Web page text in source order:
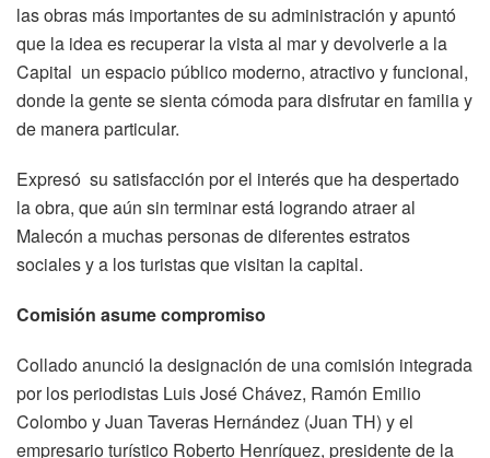
las obras más importantes de su administración y apuntó
que la idea es recuperar la vista al mar y devolverle a la
Capital un espacio público moderno, atractivo y funcional,
donde la gente se sienta cómoda para disfrutar en familia y
de manera particular.
Expresó su satisfacción por el interés que ha despertado
la obra, que aún sin terminar está logrando atraer al
Malecón a muchas personas de diferentes estratos
sociales y a los turistas que visitan la capital.
Comisión asume compromiso
Collado anunció la designación de una comisión integrada
por los periodistas Luis José Chávez, Ramón Emilio
Colombo y Juan Taveras Hernández (Juan TH) y el
empresario turístico Roberto Henríquez, presidente de la